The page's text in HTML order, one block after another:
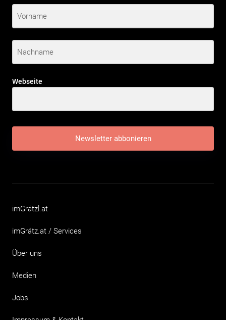
Webseite
Newsletter abbonieren
imGrätzl.at
imGrätz.at / Services
Über uns
Medien
Jobs